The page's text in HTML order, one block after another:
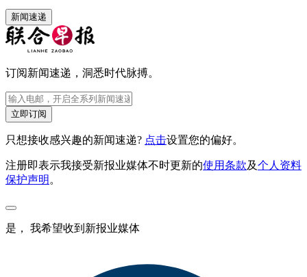
新闻速递
订阅新闻速递，洞悉时代脉搏。
立即订阅
只想接收感兴趣的新闻速递? 点击设置您的偏好。
注册即表示我接受新报业媒体不时更新的使用条款及个人资料
保护声明 。
是， 我希望收到新报业媒体